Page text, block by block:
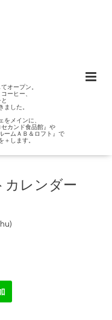
オープン。
ーヒー、
ました。
をメインに、
カンド食品館』や
ームＡＢ＆ロフト』で
＋します。
カレンダー